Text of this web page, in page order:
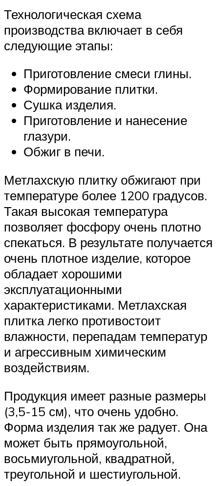
Технологическая схема
производства включает в себя
следующие этапы:
Приготовление смеси глины.
Формирование плитки.
Сушка изделия.
Приготовление и нанесение
глазури.
Обжиг в печи.
Метлахскую плитку обжигают при
температуре более 1200 градусов.
Такая высокая температура
позволяет фосфору очень плотно
спекаться. В результате получается
очень плотное изделие, которое
обладает хорошими
эксплуатационными
характеристиками. Метлахская
плитка легко противостоит
влажности, перепадам температур
и агрессивным химическим
воздействиям.
Продукция имеет разные размеры
(3,5-15 см), что очень удобно.
Форма изделия так же радует. Она
может быть прямоугольной,
восьмиугольной, квадратной,
треугольной и шестиугольной.